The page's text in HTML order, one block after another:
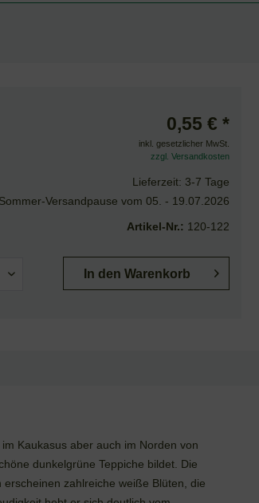
0,55 € *
inkl. gesetzlicher MwSt.
zzgl. Versandkosten
Lieferzeit: 3-7 Tage
Sommer-Versandpause vom 05. - 19.07.2026
Artikel-Nr.: 120-122
In den Warenkorb
Kaukasus aber auch im Norden von
dunkelgrüne Teppiche bildet. Die
zahlreiche weiße Blüten, die